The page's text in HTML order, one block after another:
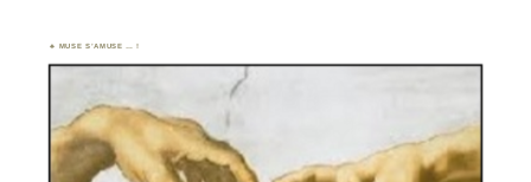
MUSE S’AMUSE … !